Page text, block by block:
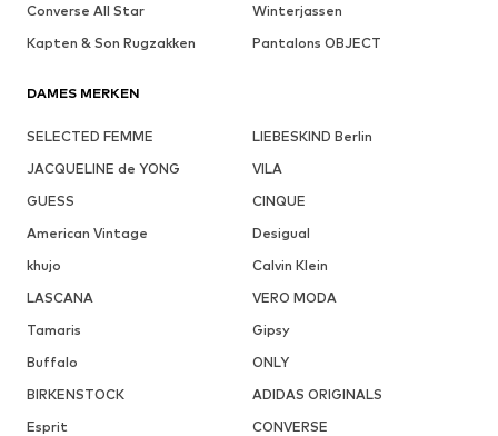
Converse All Star
Winterjassen
Kapten & Son Rugzakken
Pantalons OBJECT
DAMES MERKEN
SELECTED FEMME
LIEBESKIND Berlin
JACQUELINE de YONG
VILA
GUESS
CINQUE
American Vintage
Desigual
khujo
Calvin Klein
LASCANA
VERO MODA
Tamaris
Gipsy
Buffalo
ONLY
BIRKENSTOCK
ADIDAS ORIGINALS
Esprit
CONVERSE